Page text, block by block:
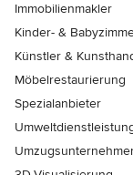
Immobilienmakler
Kinder- &
Künstler &
Möbelrestaurierung
Spezialanbieter